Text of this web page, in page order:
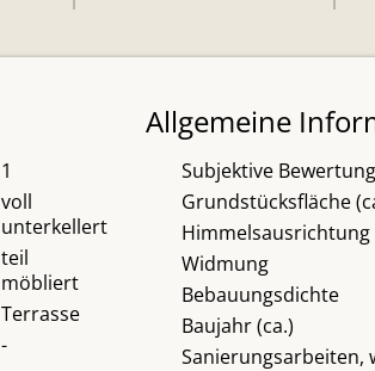
1
voll
unterkellert
teil
möbliert
Terrasse
-
Allgemeine
Subjektive Bewertung
Grundstücksfläche
Himmelsausrichtung
Widmung
Bebauungsdichte
Baujahr (ca.)
Sanierungsarbeiten,